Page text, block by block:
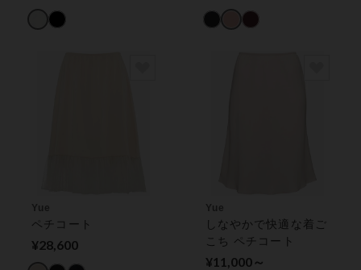
ブラキャミソール
Yue
ペチコート
¥28,600
Yue
しなやかで快適な着ご
こち ペチコート
¥11,000～